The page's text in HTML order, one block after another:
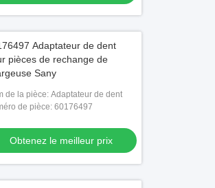
Adaptateur de dent
pièces de rechange de
Sany
de la pièce: Adaptateur de dent
de pièce: 60176497
Obtenez le meilleur prix